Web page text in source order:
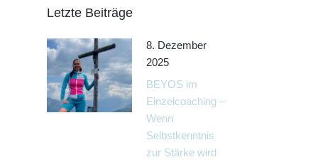
Letzte Beiträge
8. Dezember
2025
BEYOS im
Einzelcoaching –
Wenn
Selbstkenntnis
zur Stärke wird